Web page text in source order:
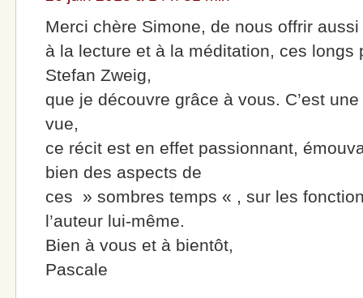
Merci chère Simone, de nous offrir
à la lecture et à la méditation, ces longs
Stefan Zweig,
que je découvre grâce à vous. C’est
vue,
ce récit est en effet passionnant,
bien des aspects de
ces » sombres temps « , sur les
l’auteur lui-même.
Bien à vous et à bientôt,
Pascale